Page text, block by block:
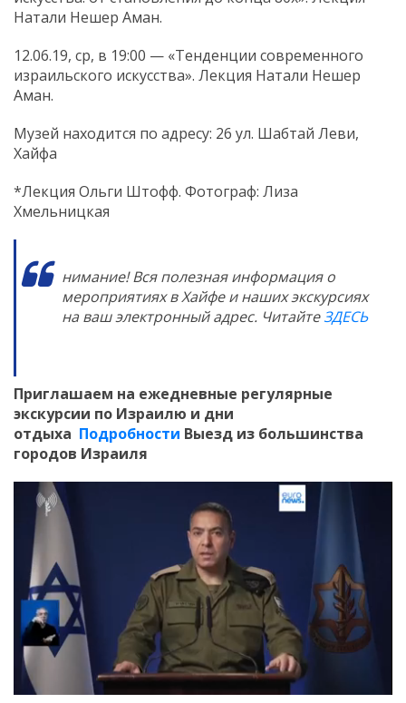
Натали Нешер Аман.
12.06.19, ср, в 19:00 — «Тенденции современного
израильского искусства». Лекция Натали Нешер
Аман.
Музей находится по адресу: 26 ул. Шабтай Леви,
Хайфа
*Лекция Ольги Штофф. Фотограф: Лиза
Хмельницкая
нимание! Вся полезная информация о
мероприятиях в Хайфе и наших экскурсиях
на ваш электронный адрес. ЧитайтеЗДЕСЬ
Приглашаем на ежедневные регулярные
экскурсии по Израилю и дни
отдыха Подробности Выезд из большинства
городов Израиля